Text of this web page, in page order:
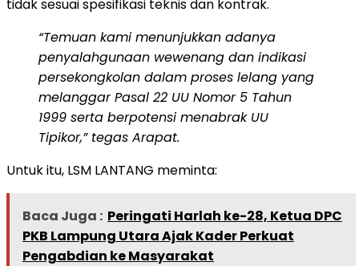
tidak sesuai spesifikasi teknis dan kontrak.
“Temuan kami menunjukkan adanya
penyalahgunaan wewenang dan indikasi
persekongkolan dalam proses lelang yang
melanggar Pasal 22 UU Nomor 5 Tahun
1999 serta berpotensi menabrak UU
Tipikor,” tegas Arapat.
Untuk itu, LSM LANTANG meminta:
Baca Juga : Peringati Harlah ke-28, Ketua DPC
PKB Lampung Utara Ajak Kader Perkuat
Pengabdian ke Masyarakat